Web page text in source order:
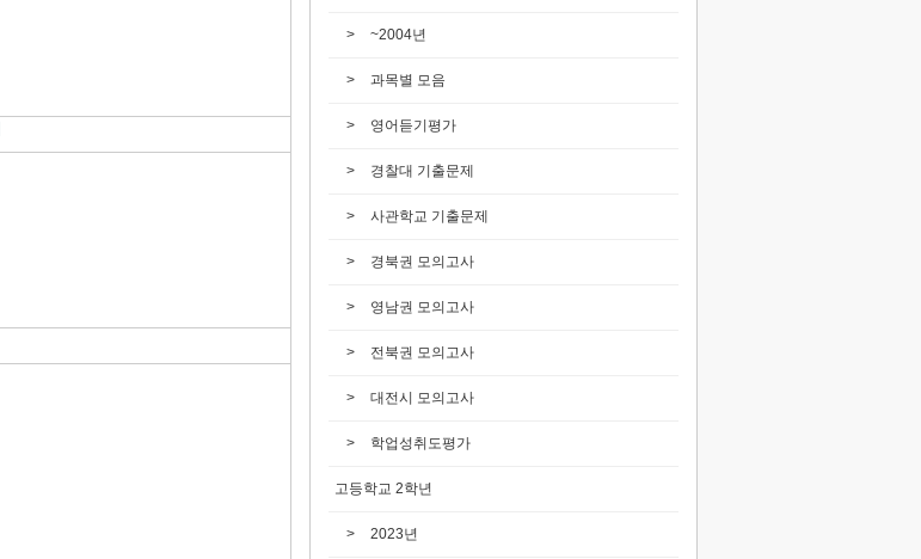
~2004년
과목별 모음
영어듣기평가
경찰대 기출문제
사관학교 기출문제
경북권 모의고사
영남권 모의고사
전북권 모의고사
대전시 모의고사
학업성취도평가
고등학교 2학년
2023년